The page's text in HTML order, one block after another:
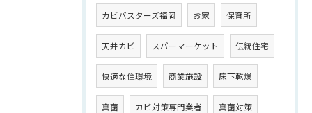
カビバスターズ福岡 お家 保育所
天井カビ スパーマーケット 伝統住宅
快適な住環境 商業施設 床下乾燥
真菌 カビ対策専門業者 真菌対策